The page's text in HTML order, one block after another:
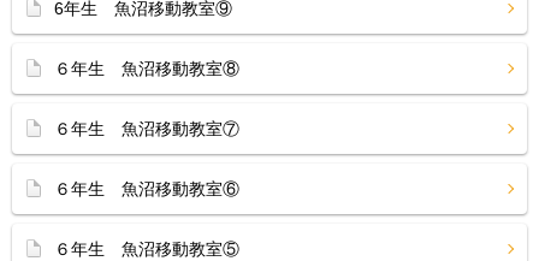
6年生 魚沼移動教室⑨
６年生 魚沼移動教室⑧
６年生 魚沼移動教室⑦
６年生 魚沼移動教室⑥
６年生 魚沼移動教室⑤